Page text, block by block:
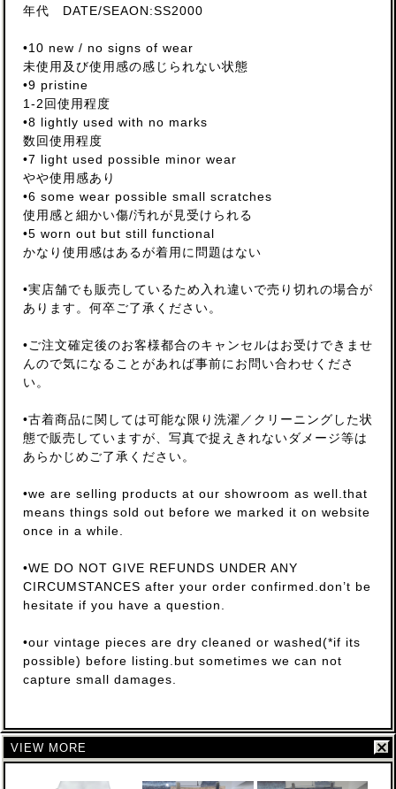
年代 DATE/SEAON:SS2000
•10 new / no signs of wear
未使用及び使用感の感じられない状態
•9 pristine
1-2回使用程度
•8 lightly used with no marks
数回使用程度
•7 light used possible minor wear
やや使用感あり
•6 some wear possible small scratches
使用感と細かい傷/汚れが見受けられる
•5 worn out but still functional
かなり使用感はあるが着用に問題はない
•実店舗でも販売しているため入れ違いで売り切れの場合が
あります。何卒ご了承ください。
•ご注文確定後のお客様都合のキャンセルはお受けできませ
んので気になることがあれば事前にお問い合わせくださ
い。
•古着商品に関しては可能な限り洗濯／クリーニングした状
態で販売していますが、写真で捉えきれないダメージ等は
あらかじめご了承ください。
•we are selling products at our showroom as well.that
means things sold out before we marked it on website
once in a while.
•WE DO NOT GIVE REFUNDS UNDER ANY
CIRCUMSTANCES after your order confirmed.don’t be
hesitate if you have a question.
•our vintage pieces are dry cleaned or washed(*if its
possible) before listing.but sometimes we can not
capture small damages.
VIEW MORE